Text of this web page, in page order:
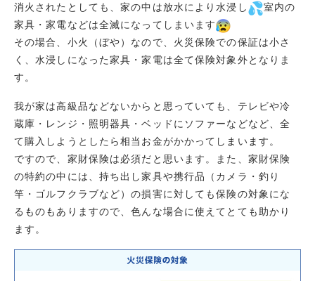
消火されたとしても、家の中は放水により水浸し
室内の
家具・家電などは全滅になってしまいます
その場合、小火（ぼや）なので、火災保険での保証は小さ
く、水浸しになった家具・家電は全て保険対象外となりま
す。
我が家は高級品などないからと思っていても、テレビや冷
蔵庫・レンジ・照明器具・ベッドにソファーなどなど、全
て購入しようとしたら相当お金がかかってしまいます。
ですので、家財保険は必須だと思います。また、家財保険
の特約の中には、持ち出し家具や携行品（カメラ・釣り
竿・ゴルフクラブなど）の損害に対しても保険の対象にな
るものもありますので、色んな場合に使えてとても助かり
ます。